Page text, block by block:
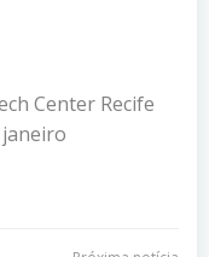
Center Recife